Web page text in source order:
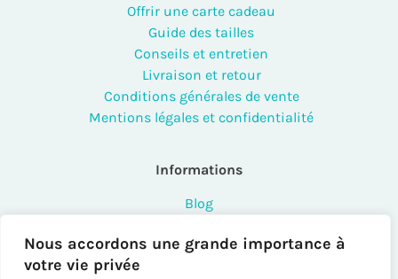
Nous accordons une grande importance à
votre vie privée
Offrir une carte cadeau
Guide des tailles
Conseils et entretien
Livraison et retour
Conditions générales de vente
Mentions légales et confidentialité
Informations
Blog
Contact